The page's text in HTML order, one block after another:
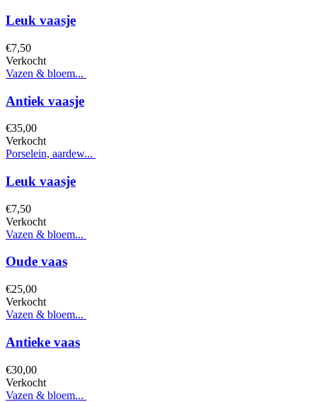
Leuk vaasje
€7,50
Verkocht
Vazen & bloem...
Antiek vaasje
€35,00
Verkocht
Porselein, aardew...
Leuk vaasje
€7,50
Verkocht
Vazen & bloem...
Oude vaas
€25,00
Verkocht
Vazen & bloem...
Antieke vaas
€30,00
Verkocht
Vazen & bloem...